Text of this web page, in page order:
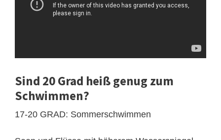
Sind 20 Grad heiß genug zum
Schwimmen?
17-20 GRAD: Sommerschwimmen